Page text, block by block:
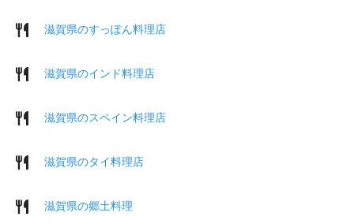
滋賀県のすっぽん料理店
滋賀県のインド料理店
滋賀県のスペイン料理店
滋賀県のタイ料理店
滋賀県の郷土料理